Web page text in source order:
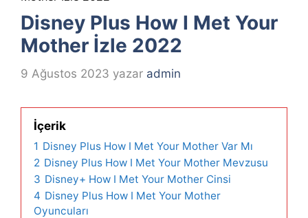
Disney Plus How I Met Your
Mother İzle 2022
9 Ağustos 2023 yazar admin
İçerik
1 Disney Plus How I Met Your Mother Var Mı
2 Disney Plus How I Met Your Mother Mevzusu
3 Disney+ How I Met Your Mother Cinsi
4 Disney Plus How I Met Your Mother
Oyuncuları